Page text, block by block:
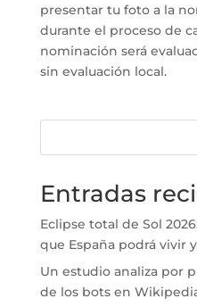
presentar tu foto a la
durante el proceso de
nominación será
sin evaluación local.
Entradas
Eclipse total de Sol
que España podrá vivir
Un estudio analiza por
de los bots en